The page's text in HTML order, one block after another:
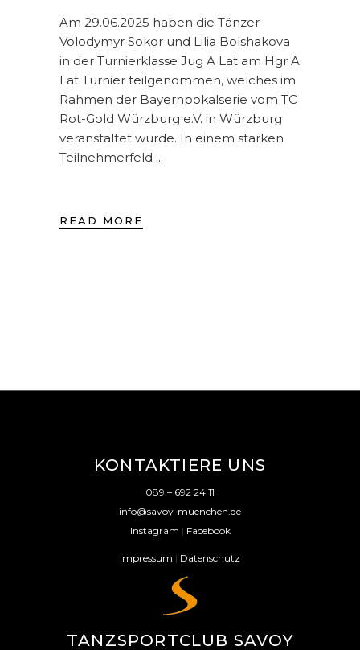
Am 29.06.2025 haben die Tänzer
Volodymyr Sokor und Lilia Bolshakova
in der Turnierklasse Jug A Lat am Hgr A
Lat Turnier teilgenommen, welches im
Rahmen der Bayernpokalserie vom TC
Rot-Gold Würzburg e.V. in Würzburg
veranstaltet wurde. In einem starken
Teilnehmerfeld
READ MORE
KONTAKTIERE UNS
089 – 692 24 11
info@savoy-muenchen.de
Instagram | Facebook
Impressum | Datenschutz
TANZSPORTCLUB SAVOY